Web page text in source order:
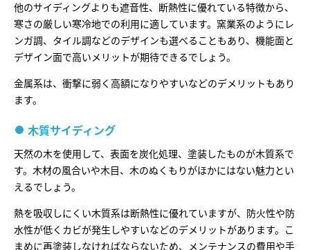
他のサイディングよりも遮音性、断熱性に優れている特徴から、
寒さの厳しい寒冷地での利用に適しています。窯業系のようにレ
ンガ調、タイル調などのデザインも選べることもあり、機能面と
デザイン面で高いメリットが期待できるでしょう。
金属系は、衝撃に弱く高額になりやすいなどのデメリットもあり
ます。
木質サイディング
天然の木を使用して、表面を炭化処理、塗装したものが木質系で
す。木材の風合いや木目、木のぬくもりがほかにはない魅力とい
えるでしょう。
熱を吸収しにくい木質系は断熱性に優れていますが、防火性や防
水性が低くカビが発生しやすいなどのデメリットがあります。こ
まめに再塗装しなければならないため、メンテナンスの費用や手